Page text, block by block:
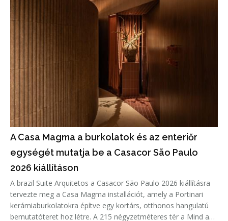
A Casa Magma a burkolatok és az enteriőr
egységét mutatja be a Casacor São Paulo
2026 kiállításon
A brazil Suite Arquitetos a Casacor São Paulo 2026 kiállításra
tervezte meg a Casa Magma installációt, amely a Portinari
kerámiaburkolatokra építve egy kortárs, otthonos hangulatú
bemutatóteret hoz létre. A 215 négyzetméteres tér a Mind and